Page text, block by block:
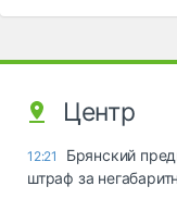
Центр
12:21
Брянский
штраф за